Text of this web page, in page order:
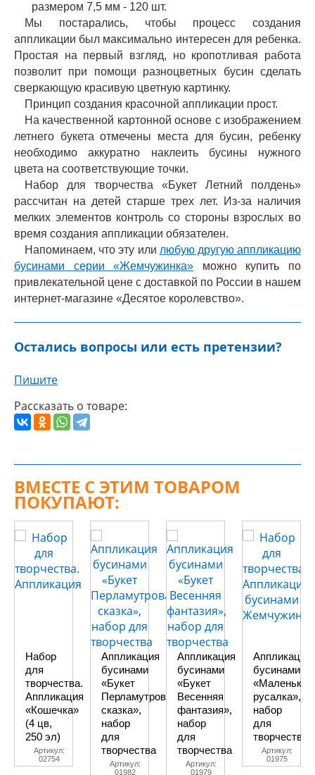
размером 7,5 мм - 120 шт.
Мы постарались, чтобы процесс создания
аппликации был максимально интересен для ребенка.
Простая на первый взгляд, но кропотливая работа
позволит при помощи разноцветных бусин сделать
сверкающую красивую цветную картинку.
Принцип создания красочной аппликации прост.
На качественной картонной основе с изображением
летнего букета отмечены места для бусин, ребенку
необходимо аккуратно наклеить бусины нужного
цвета на соответствующие точки.
Набор для творчества «Букет Летний полдень»
рассчитан на детей старше трех лет. Из-за наличия
мелких элементов контроль со стороны взрослых во
время создания аппликации обязателен.
Напоминаем, что эту или любую другую аппликацию
бусинами серии «Жемчужинка» можно купить по
привлекательной цене с доставкой по России в нашем
интернет-магазине «Десятое королевство».
Остались вопросы или есть претензии?
Пишите
Рассказать о товаре:
ВМЕСТЕ С ЭТИМ ТОВАРОМ
ПОКУПАЮТ:
Набор
для
творчества.
Аппликация
«Кошечка»
(4 цв,
250 эл)
Артикул:
02754
Аппликация
бусинами
«Букет
Перламутровая
сказка»,
набор
для
творчества
Артикул:
01982
Аппликация
бусинами
«Букет
Весенняя
фантазия»,
набор
для
творчества
Артикул:
01979
Аппликация
бусинами
«Маленькая
русалка»,
набор
для
творчества
Артикул:
01975